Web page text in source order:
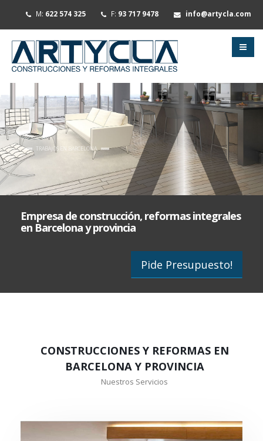
M: 622 574 325 F: 93 717 9478 info@artycla.com
TRABAJOS EN BARCELONA
PROYECTOS·LICENCIAS·EJECUCIÓN
Empresa de construcción, reformas integrales
en Barcelona y provincia
Pide Presupuesto!
CONSTRUCCIONES Y REFORMAS EN
BARCELONA Y PROVINCIA
Nuestros Servicios